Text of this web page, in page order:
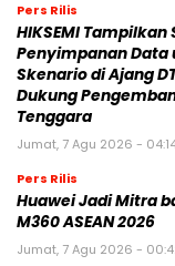
Penyimpanan Data
Skenario di Ajang
Dukung
Tenggara
Jumat, 7 Agu 2026 -
Pers Rilis
M360 ASEAN 2026
Jumat, 7 Agu 2026 -
Pers Rilis